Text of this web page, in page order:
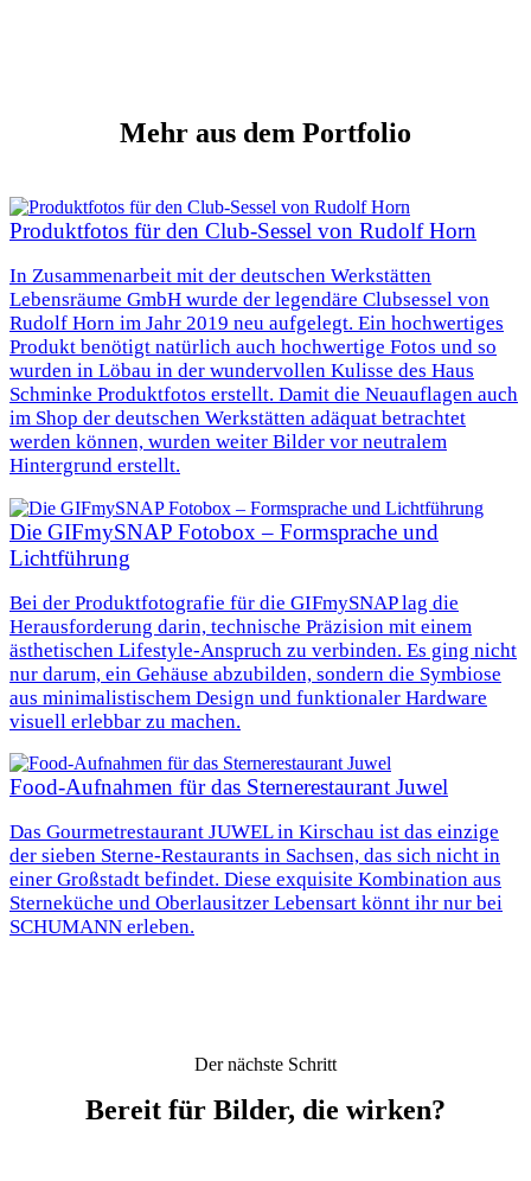
Mehr aus dem Portfolio
Produktfotos für den Club-Sessel von Rudolf Horn
In Zusammenarbeit mit der deutschen Werkstätten
Lebensräume GmbH wurde der legendäre Clubsessel von
Rudolf Horn im Jahr 2019 neu aufgelegt. Ein hochwertiges
Produkt benötigt natürlich auch hochwertige Fotos und so
wurden in Löbau in der wundervollen Kulisse des Haus
Schminke Produktfotos erstellt. Damit die Neuauflagen auch
im Shop der deutschen Werkstätten adäquat betrachtet
werden können, wurden weiter Bilder vor neutralem
Hintergrund erstellt.
Die GIFmySNAP Fotobox – Formsprache und
Lichtführung
Bei der Produktfotografie für die GIFmySNAP lag die
Herausforderung darin, technische Präzision mit einem
ästhetischen Lifestyle-Anspruch zu verbinden. Es ging nicht
nur darum, ein Gehäuse abzubilden, sondern die Symbiose
aus minimalistischem Design und funktionaler Hardware
visuell erlebbar zu machen.
Food-Aufnahmen für das Sternerestaurant Juwel
Das Gourmetrestaurant JUWEL in Kirschau ist das einzige
der sieben Sterne-Restaurants in Sachsen, das sich nicht in
einer Großstadt befindet. Diese exquisite Kombination aus
Sterneküche und Oberlausitzer Lebensart könnt ihr nur bei
SCHUMANN erleben.
Der nächste Schritt
Bereit für Bilder, die wirken?